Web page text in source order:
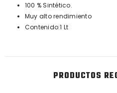
100 % Sintético.
Muy alto rendimiento
Contenido:1 Lt
PRODUCTOS